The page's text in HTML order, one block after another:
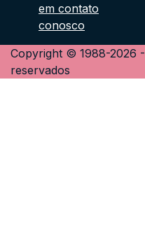
em contato
conosco
Copyright © 1988-2026 -
reservados